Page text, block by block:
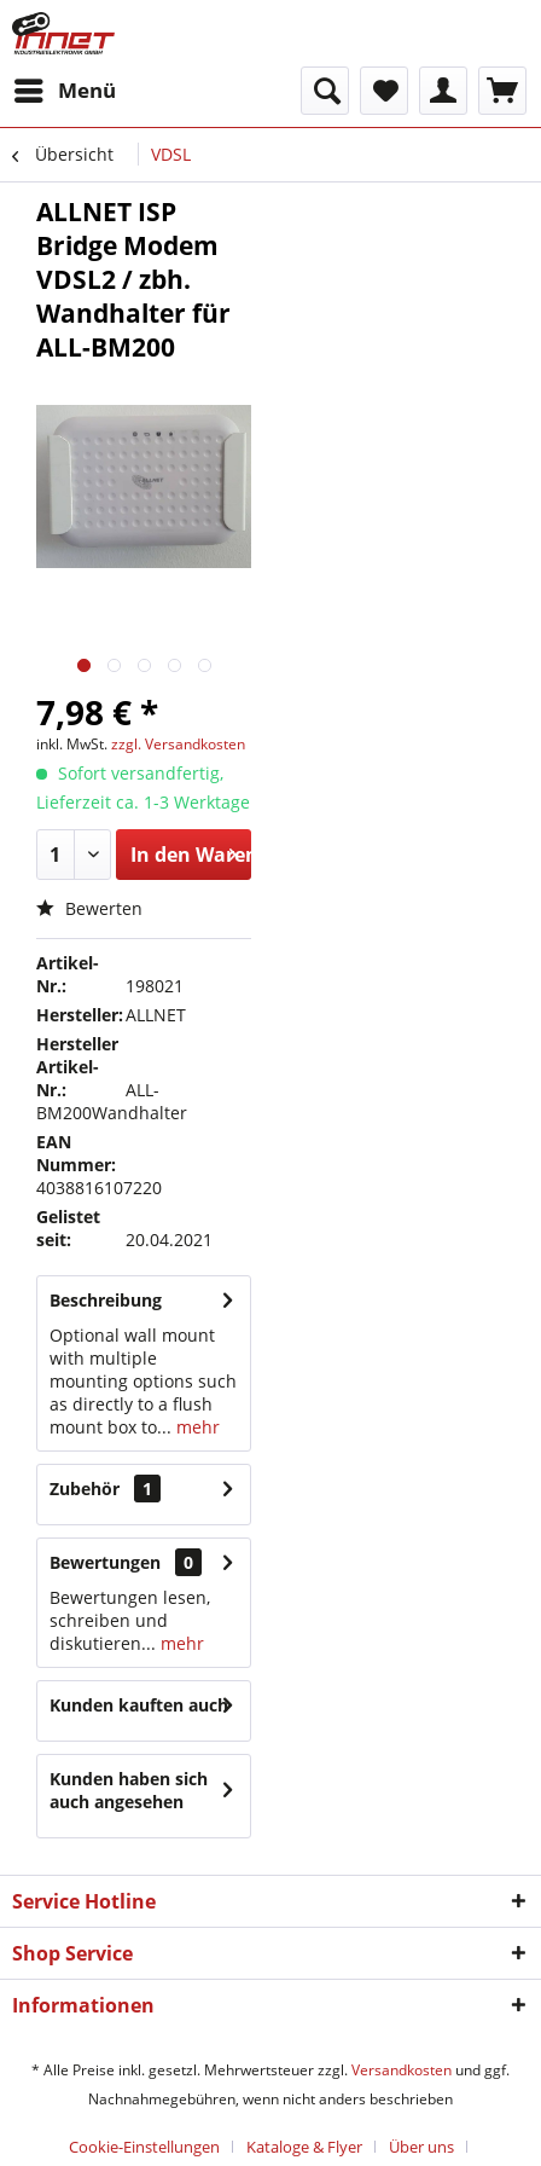
Menü
Übersicht VDSL
ALLNET ISP
Bridge Modem
VDSL2 / zbh.
Wandhalter für
ALL-BM200
7,98 € *
inkl. MwSt.zzgl. Versandkosten
Sofort versandfertig,
Lieferzeit ca. 1-3 Werktage
In den Warenkorb
Bewerten
Artikel-
Nr.:
198021
Hersteller:ALLNET
Hersteller
Artikel-
Nr.:
ALL-
BM200Wandhalter
EAN
Nummer:
4038816107220
Gelistet
seit:
20.04.2021
Beschreibung
Optional wall mount
with multiple
mounting options such
as directly to a flush
mount box to... mehr
Zubehör 1
Bewertungen
0
Bewertungen lesen,
schreiben und
diskutieren... mehr
Kunden kauften auch
Kunden haben sich
auch angesehen
Service Hotline
Shop Service
Informationen
* Alle Preise inkl. gesetzl. Mehrwertsteuer zzgl.Versandkosten und ggf.
Nachnahmegebühren, wenn nicht anders beschrieben
Cookie-Einstellungen Kataloge & Flyer Über uns